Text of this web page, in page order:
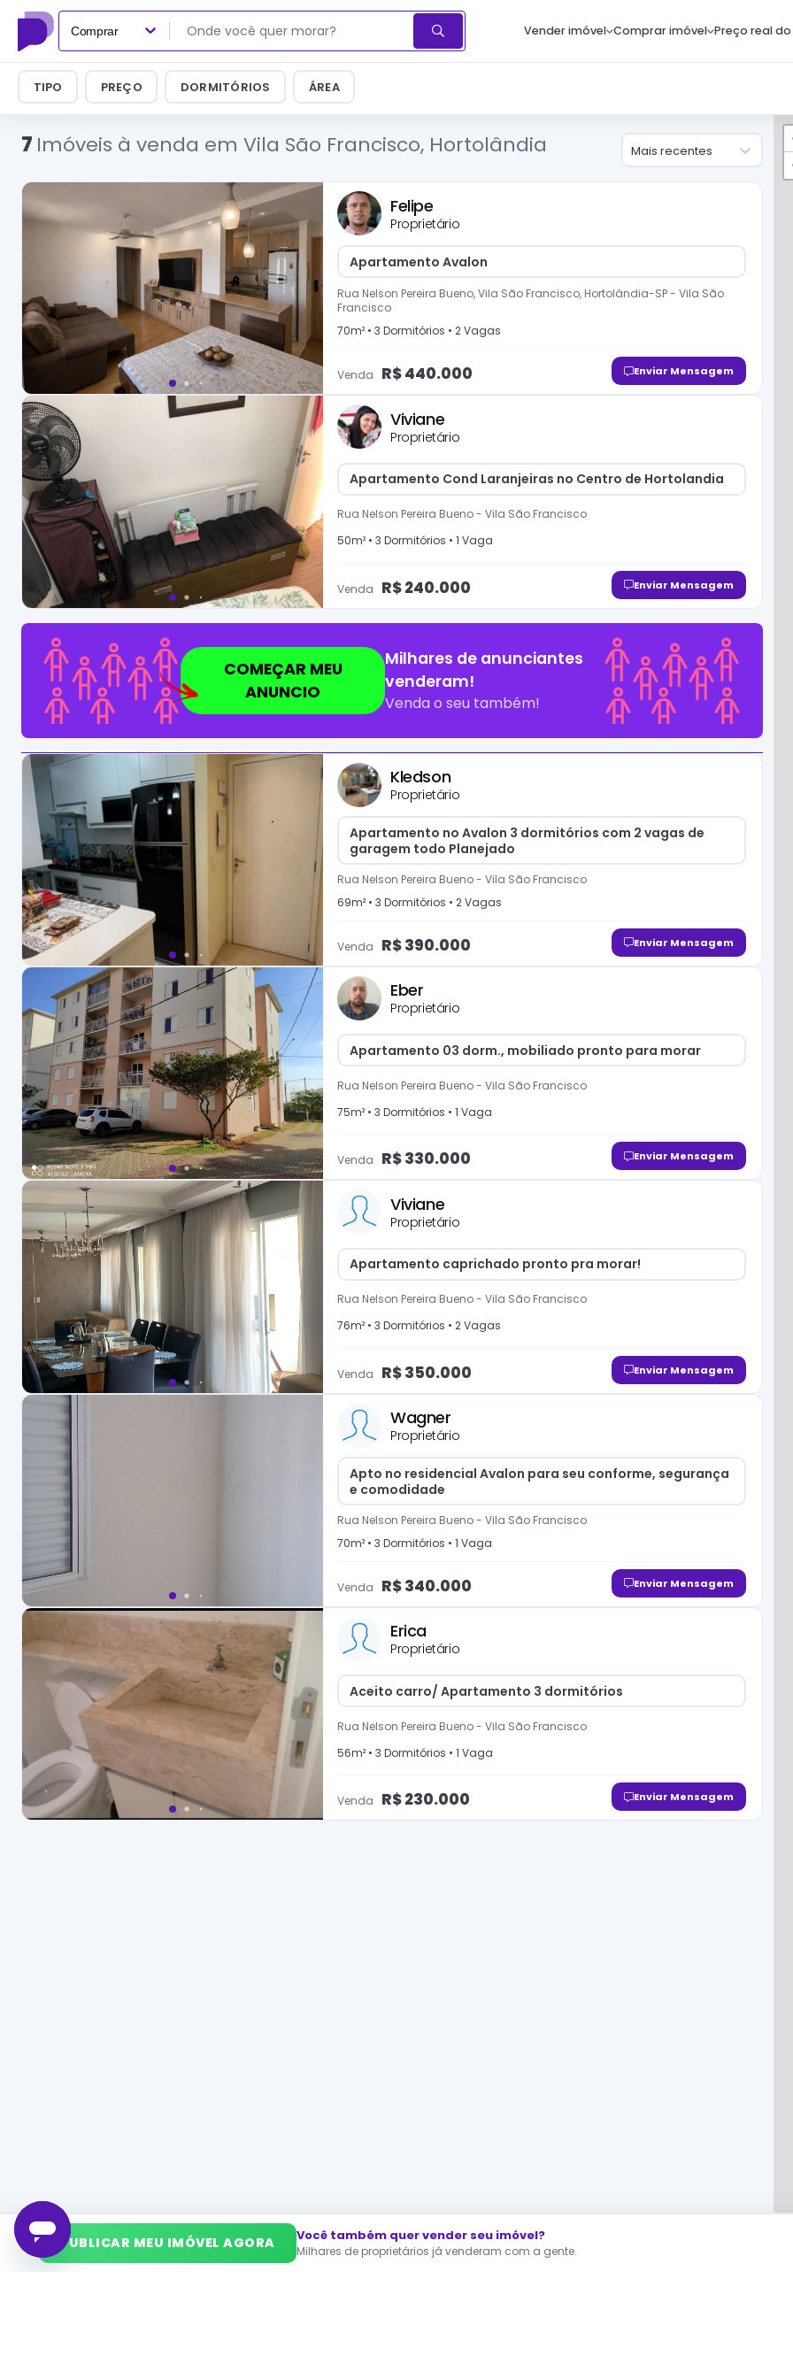
Comprar Vender imóvel Comprar imóvel Preço real do
TIPO PREÇO DORMITÓRIOS ÁREA
7 Imóveis à venda em Vila São Francisco, Hortolândia Mais recentes
Felipe
Proprietário
Apartamento Avalon
Rua Nelson Pereira Bueno, Vila São Francisco, Hortolândia-SP- Vila São
Francisco
70m² • 3 Dormitórios • 2Vagas
Venda R$440.000 Enviar Mensagem
Viviane
Proprietário
Apartamento Cond Laranjeiras no Centro de Hortolandia
Rua Nelson Pereira Bueno- Vila São Francisco
50m² • 3 Dormitórios • 1 Vaga
Venda R$240.000 Enviar Mensagem
Milhares de anunciantes
venderam!
Venda o seu também!
COMEÇAR MEU
ANUNCIO
Kledson
Proprietário
Apartamento no Avalon 3 dormitórios com 2 vagas de
garagem todo Planejado
Rua Nelson Pereira Bueno- Vila São Francisco
69m² • 3 Dormitórios • 2Vagas
Venda R$390.000 Enviar Mensagem
Eber
Proprietário
Apartamento 03 dorm., mobiliado pronto para morar
Rua Nelson Pereira Bueno- Vila São Francisco
75m² • 3 Dormitórios • 1 Vaga
Venda R$330.000 Enviar Mensagem
Viviane
Proprietário
Apartamento caprichado pronto pra morar!
Rua Nelson Pereira Bueno- Vila São Francisco
76m² • 3 Dormitórios • 2Vagas
Venda R$350.000 Enviar Mensagem
Wagner
Proprietário
Apto no residencial Avalon para seu conforme, segurança
e comodidade
Rua Nelson Pereira Bueno- Vila São Francisco
70m² • 3 Dormitórios • 1 Vaga
Venda R$340.000 Enviar Mensagem
Erica
Proprietário
Aceito carro/ Apartamento 3 dormitórios
Rua Nelson Pereira Bueno- Vila São Francisco
56m² • 3 Dormitórios • 1 Vaga
Venda R$230.000 Enviar Mensagem
➜ PUBLICAR MEU IMÓVEL AGORA Você também quer vender seu imóvel?
Milhares de proprietários já venderam com a gente.